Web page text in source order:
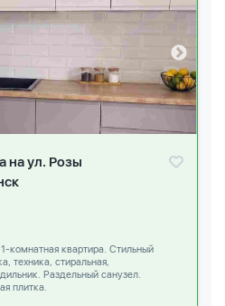
на ул. Розы
комнатная квартира. Стильный
техника, стиральная,
Раздельный санузел.
плитка.